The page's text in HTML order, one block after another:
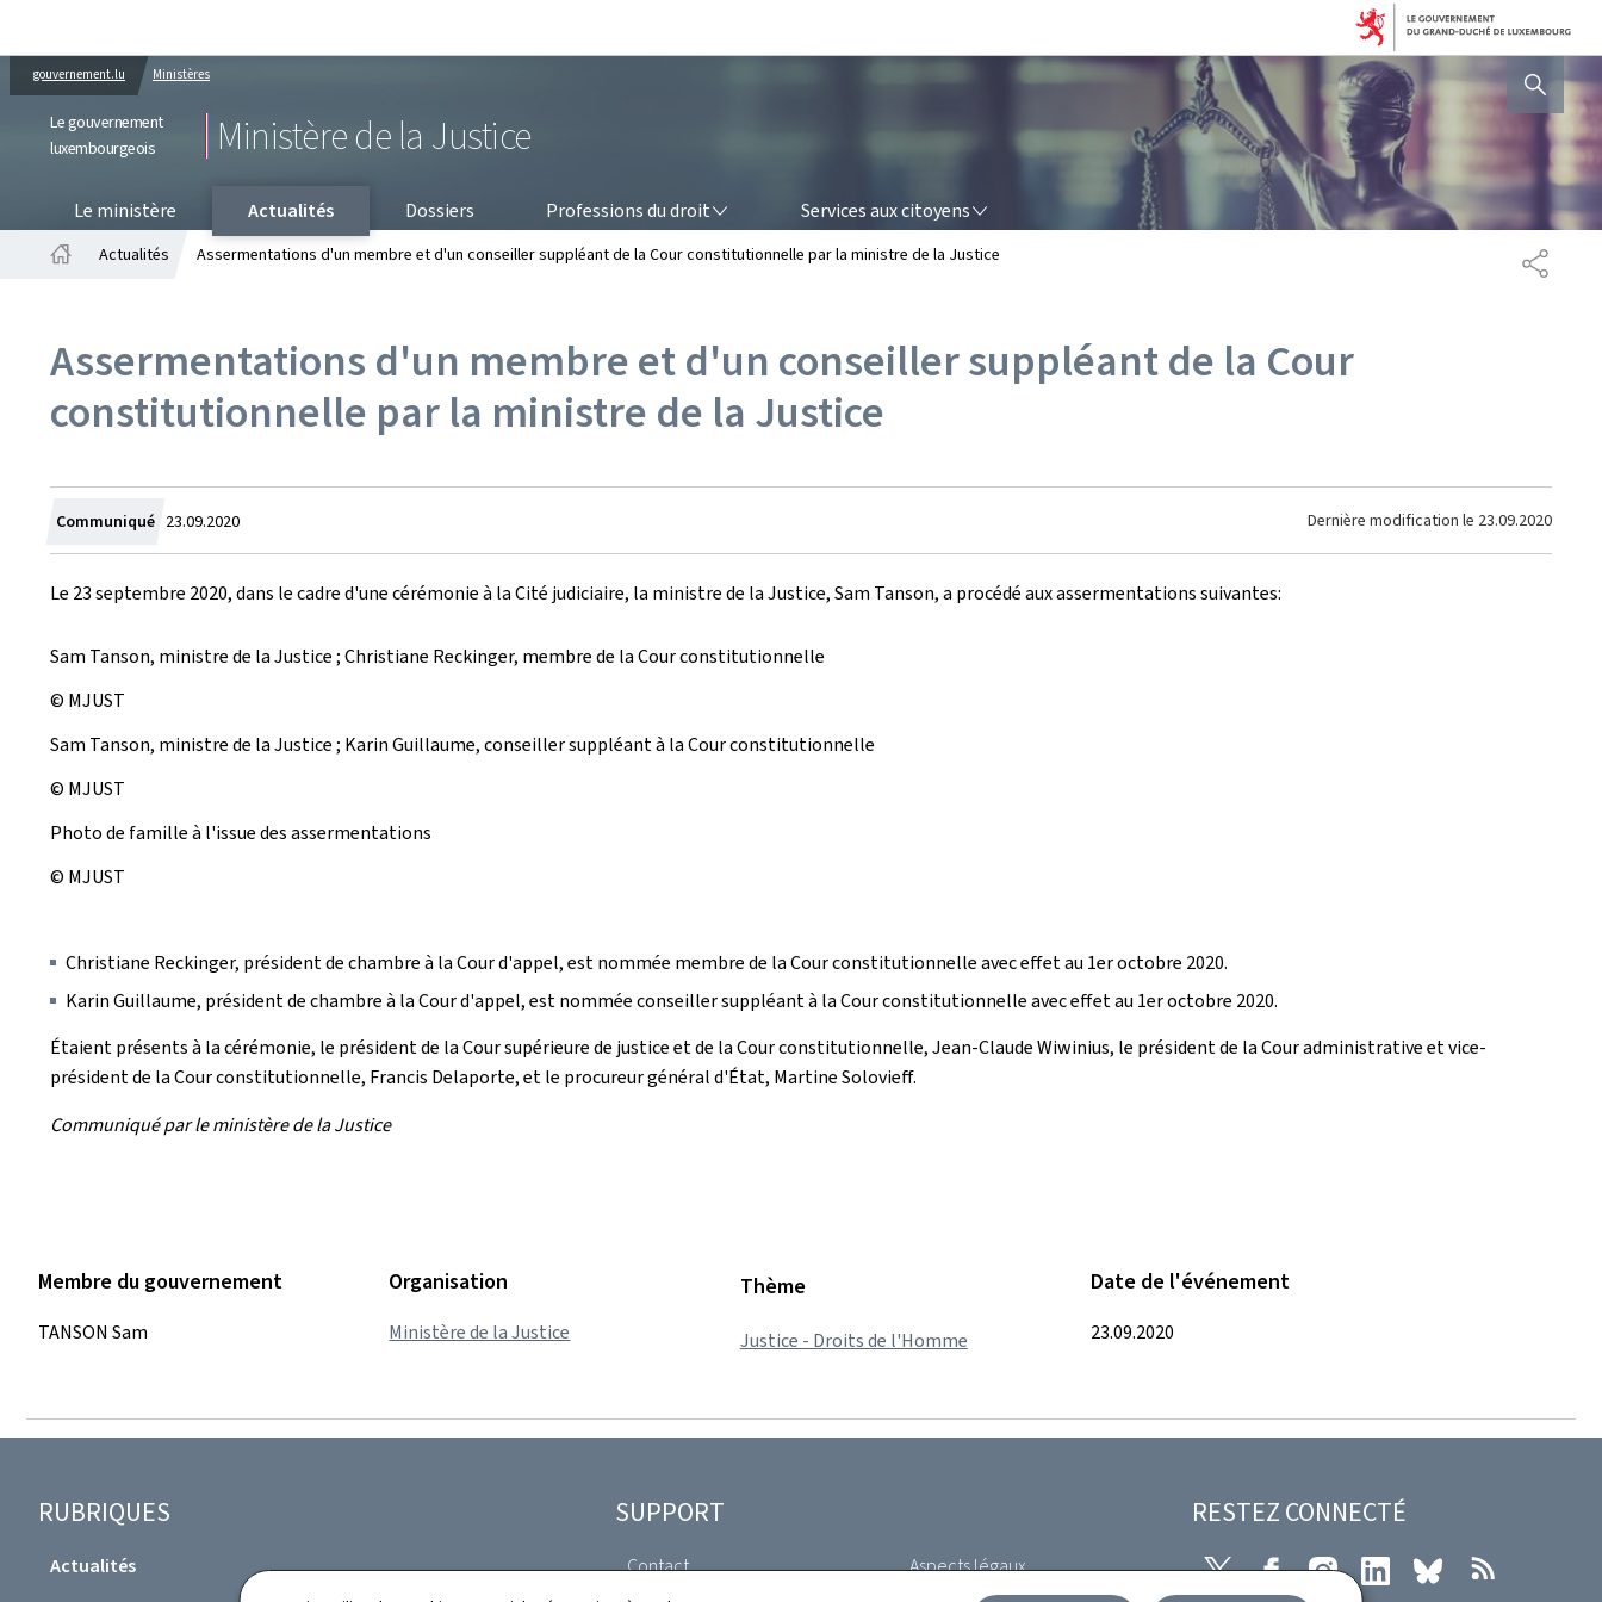
gouvernement.lu Ministères
Le gouvernement
luxembourgeois
Ministère de la Justice
AFFICHER / MASQUER
Le ministère Actualités Dossiers Professions du droit Services aux citoyens
Actualités Assermentations d'un membre et d'un conseiller suppléant de la Cour constitutionnelle par la ministre de la Justice
Assermentations d'un membre et d'un conseiller suppléant de la Cour
constitutionnelle par la ministre de la Justice
Communiqué Crée
le
23.09.2020 Dernière modification le 23.09.2020
Le 23 septembre 2020, dans le cadre d'une cérémonie à la Cité judiciaire, la ministre de la Justice, Sam Tanson, a procédé aux assermentations suivantes:
Sam Tanson, ministre de la Justice ; Christiane Reckinger, membre de la Cour constitutionnelle
© MJUST
Sam Tanson, ministre de la Justice ; Karin Guillaume, conseiller suppléant à la Cour constitutionnelle
© MJUST
Photo de famille à l'issue des assermentations
© MJUST
Christiane Reckinger, président de chambre à la Cour d'appel, est nommée membre de la Cour constitutionnelle avec effet au 1er octobre 2020.
Karin Guillaume, président de chambre à la Cour d'appel, est nommée conseiller suppléant à la Cour constitutionnelle avec effet au 1er octobre 2020.
Étaient présents à la cérémonie, le président de la Cour supérieure de justice et de la Cour constitutionnelle, Jean-Claude Wiwinius, le président de la Cour administrative et vice-
président de la Cour constitutionnelle, Francis Delaporte, et le procureur général d'État, Martine Solovieff.
Communiqué par le ministère de la Justice
Membre du gouvernement
TANSON Sam
Organisation
Ministère de la Justice
Thème
Justice - Droits de l'Homme
Date de l'événement
23.09.2020
Pied
de
RUBRIQUES
Actualités
SUPPORT
Contact Aspects légaux
RESTEZ CONNECTÉ
X FacebookInstagramLinkedIn Bluesky